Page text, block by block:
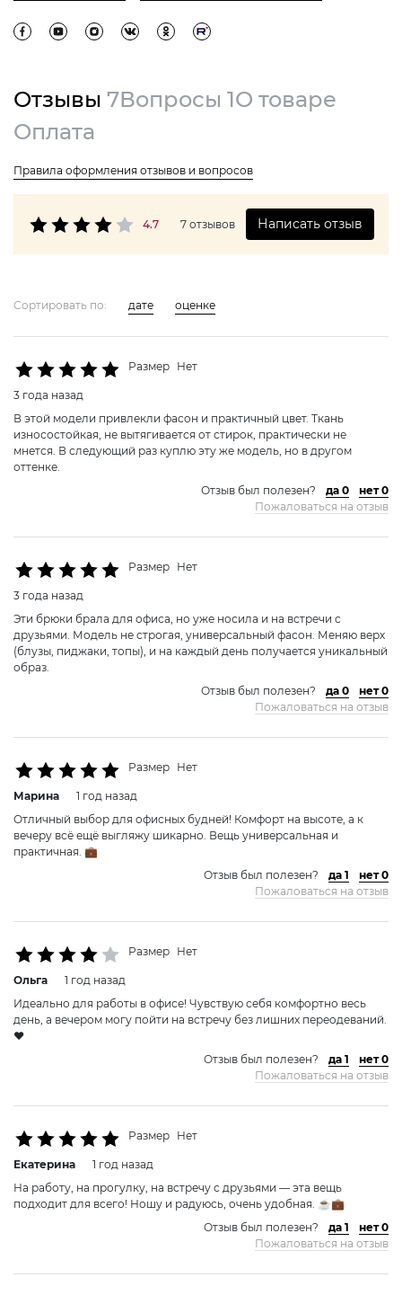
Отзывы 7Вопросы 1О товаре
Оплата
Правила оформления отзывов и вопросов
4.7 7 отзывов Написать отзыв
Сортировать по: дате оценке
Размер Нет
3 года назад
В этой модели привлекли фасон и практичный цвет. Ткань
износостойкая, не вытягивается от стирок, практически не
мнется. В следующий раз куплю эту же модель, но в другом
оттенке.
Отзыв был полезен?
да 0
нет 0
Пожаловаться на отзыв
Размер Нет
3 года назад
Эти брюки брала для офиса, но уже носила и на встречи с
друзьями. Модель не строгая, универсальный фасон. Меняю верх
(блузы, пиджаки, топы), и на каждый день получается уникальный
образ.
Отзыв был полезен?
да 0
нет 0
Пожаловаться на отзыв
Размер Нет
Марина
1 год назад
Отличный выбор для офисных будней! Комфорт на высоте, а к
вечеру всё ещё выгляжу шикарно. Вещь универсальная и
практичная. 💼
Отзыв был полезен?
да 1
нет 0
Пожаловаться на отзыв
Размер Нет
Ольга
1 год назад
Идеально для работы в офисе! Чувствую себя комфортно весь
день, а вечером могу пойти на встречу без лишних переодеваний.
❤️
Отзыв был полезен?
да 1
нет 0
Пожаловаться на отзыв
Размер Нет
Екатерина
1 год назад
На работу, на прогулку, на встречу с друзьями — эта вещь
подходит для всего! Ношу и радуюсь, очень удобная. ☕💼
Отзыв был полезен?
да 1
нет 0
Пожаловаться на отзыв